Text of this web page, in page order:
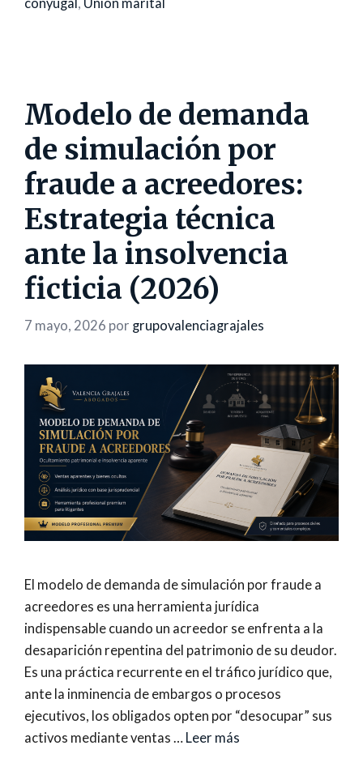
Modelo de demanda
de simulación por
fraude a acreedores:
Estrategia técnica
ante la insolvencia
ficticia (2026)
7 mayo, 2026 por grupovalenciagrajales
El modelo de demanda de simulación por fraude a
acreedores es una herramienta jurídica
indispensable cuando un acreedor se enfrenta a la
desaparición repentina del patrimonio de su deudor.
Es una práctica recurrente en el tráfico jurídico que,
ante la inminencia de embargos o procesos
ejecutivos, los obligados opten por “desocupar” sus
activos mediante ventas … Leer más